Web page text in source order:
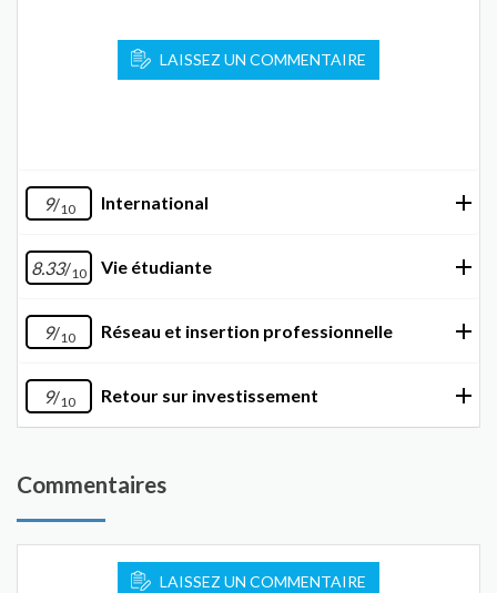
LAISSEZ UN COMMENTAIRE
9/10 International
8.33/10 Vie étudiante
9/10 Réseau et insertion professionnelle
9/10 Retour sur investissement
Commentaires
LAISSEZ UN COMMENTAIRE